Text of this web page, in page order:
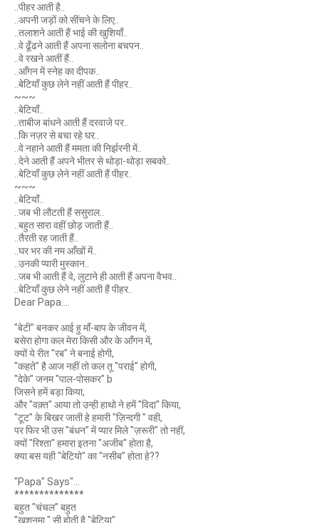
..पीहर आती है..
..अपनी जड़ों को सींचने के लिए..
..तलाशने आती हैं भाई की खुशियाँ..
..वे ढूँढने आती हैं अपना सलोना बचपन..
..वे रखने आतीं हैं..
..आँगन में स्नेह का दीपक..
..बेटियाँ कुछ लेने नहीं आती हैं पीहर..
~~~
..बेटियाँ..
..ताबीज बांधने आती हैं दरवाजे पर..
..कि नज़र से बचा रहे घर..
..वे नहाने आती हैं ममता की निर्झरनी में..
..देने आती हैं अपने भीतर से थोड़ा-थोड़ा सबको..
..बेटियाँ कुछ लेने नहीं आती हैं पीहर..
~~~
..बेटियाँ..
..जब भी लौटती हैं ससुराल..
..बहुत सारा वहीं छोड़ जाती हैं..
..तैरती रह जाती हैं..
..घर भर की नम आँखों में..
..उनकी प्यारी मुस्कान..
..जब भी आती हैं वे, लुटाने ही आती हैं अपना वैभव..
..बेटियाँ कुछ लेने नहीं आती हैं पीहर..
Dear Papa....
"बेटी" बनकर आई हु माँ-बाप के जीवन में,
बसेरा होगा कल मेरा किसी और के आँगन में,
क्यों ये रीत "रब" ने बनाई होगी,
"कहते" है आज नहीं तो कल तू "पराई" होगी,
"देके" जनम "पाल-पोसकर" b
जिसने हमें बड़ा किया,
और "वक़्त" आया तो उन्ही हाथो ने हमें "विदा" किया,
"टूट" के बिखर जाती हे हमारी "ज़िन्दगी " वही,
पर फिर भी उस "बंधन" में प्यार मिले "ज़रूरी" तो नहीं,
क्यों "रिश्ता" हमारा इतना "अजीब" होता है,
क्या बस यही "बेटियो" का "नसीब" होता हे??
"Papa" Says"...
**************
बहुत "चंचल" बहुत
"खुशनुमा " सी होती है "बेटिया".